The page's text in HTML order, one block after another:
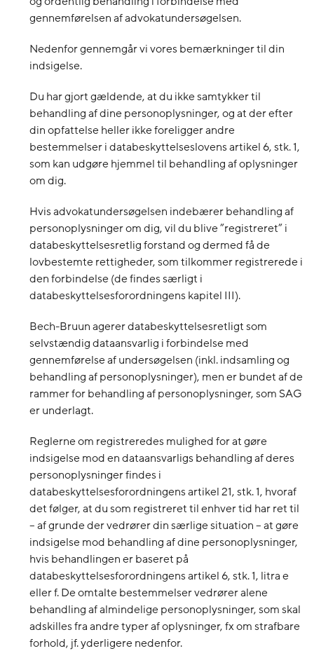
gennemførelsen af advokatundersøgelsen.
Nedenfor gennemgår vi vores bemærkninger til din
indsigelse.
Du har gjort gældende, at du ikke samtykker til
behandling af dine personoplysninger, og at der efter
din opfattelse heller ikke foreligger andre
bestemmelser i databeskyttelseslovens artikel 6, stk. 1,
som kan udgøre hjemmel til behandling af oplysninger
om dig.
Hvis advokatundersøgelsen indebærer behandling af
personoplysninger om dig, vil du blive ”registreret” i
databeskyttelsesretlig forstand og dermed få de
lovbestemte rettigheder, som tilkommer registrerede i
den forbindelse (de findes særligt i
databeskyttelsesforordningens kapitel III).
Bech-Bruun agerer databeskyttelsesretligt som
selvstændig dataansvarlig i forbindelse med
gennemførelse af undersøgelsen (inkl. indsamling og
behandling af personoplysninger), men er bundet af de
rammer for behandling af personoplysninger, som SAG
er underlagt.
Reglerne om registreredes mulighed for at gøre
indsigelse mod en dataansvarligs behandling af deres
personoplysninger findes i
databeskyttelsesforordningens artikel 21, stk. 1, hvoraf
det følger, at du som registreret til enhver tid har ret til
– af grunde der vedrører din særlige situation – at gøre
indsigelse mod behandling af dine personoplysninger,
hvis behandlingen er baseret på
databeskyttelsesforordningens artikel 6, stk. 1, litra e
eller f. De omtalte bestemmelser vedrører alene
behandling af almindelige personoplysninger, som skal
adskilles fra andre typer af oplysninger, fx om strafbare
forhold, jf. yderligere nedenfor.